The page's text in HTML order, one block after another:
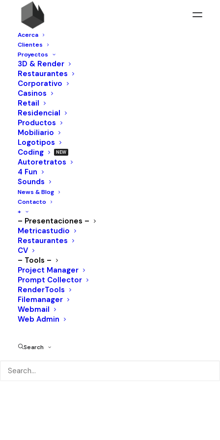
Acerca
Clientes
Proyectos
3D & Render
Restaurantes
Corporativo
Casinos
Retail
Residencial
Productos
Mobiliario
Logotipos
Coding
Autoretratos
4 Fun
Sounds
News & Blog
Contacto
+
– Presentaciones –
Metricastudio
Restaurantes
CV
– Tools –
Project Manager
Prompt Collector
RenderTools
Filemanager
Webmail
Web Admin
Search
Fingerpad
Idea for creating a desk version of
nintendo´s power pad but as a finger pad.
Año:
Categorias:
Conceptualizacion y Renders